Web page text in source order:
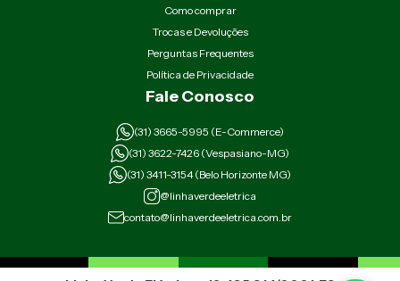
Como comprar
Trocas e Devoluções
Perguntas Frequentes
Política de Privacidade
Fale Conosco
(31) 3665-5995 (E-Commerce)
(31) 3622-7426 (Vespasiano-MG)
(31) 3411-3154 (Belo Horizonte MG)
@linhaverdeeletrica
contato@linhaverdeeletrica.com.br